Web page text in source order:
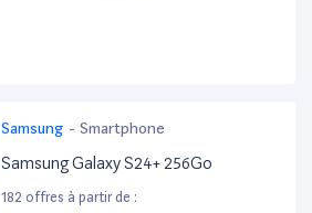
Samsung - Smartphone
Samsung Galaxy S24+ 256Go
182 offres à partir de :